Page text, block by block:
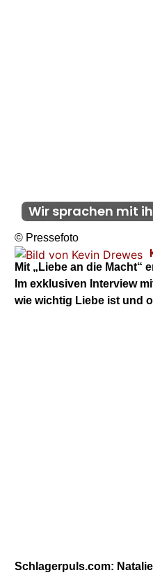
Wir sprachen mit
© Pressefoto
Mit „Liebe an die Macht“
Im exklusiven Interview
wie wichtig Liebe ist und
Schlagerpuls.com: